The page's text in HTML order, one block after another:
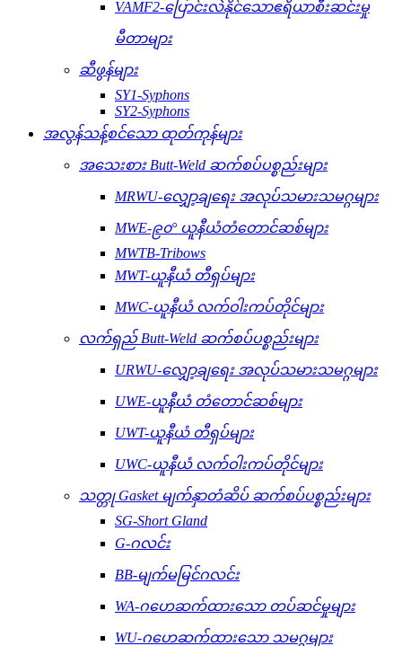
VAMF2-ပြောင်းလဲနိုင်သောဧရိယာစီးဆင်းမှု
မီတာများ
ဆီဖွန်များ
SY1-Syphons
SY2-Syphons
အလွန်သန့်စင်သော ထုတ်ကုန်များ
အသေးစား Butt-Weld ဆက်စပ်ပစ္စည်းများ
MRWU-လျှော့ချရေး အလုပ်သမားသမဂ္ဂများ
MWE-၉၀° ယူနီယံတံတောင်ဆစ်များ
MWTB-Tribows
MWT-ယူနီယံ တီရှပ်များ
MWC-ယူနီယံ လက်ဝါးကပ်တိုင်များ
လက်ရှည် Butt-Weld ဆက်စပ်ပစ္စည်းများ
URWU-လျှော့ချရေး အလုပ်သမားသမဂ္ဂများ
UWE-ယူနီယံ တံတောင်ဆစ်များ
UWT-ယူနီယံ တီရှပ်များ
UWC-ယူနီယံ လက်ဝါးကပ်တိုင်များ
သတ္တု Gasket မျက်နှာတံဆိပ် ဆက်စပ်ပစ္စည်းများ
SG-Short Gland
G-ဂလင်း
BB-မျက်မမြင်ဂလင်း
WA-ဂဟေဆက်ထားသော တပ်ဆင်မှုများ
WU-ဂဟေဆက်ထားသော သမဂ္ဂများ